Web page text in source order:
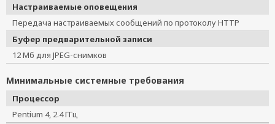
Настраиваемые оповещения
Передача настраиваемых сообщений по протоколу HTTP
Буфер предварительной записи
12 Мб для JPEG-снимков
Минимальные системные требования
Процессор
Pentium 4, 2.4 ГГц